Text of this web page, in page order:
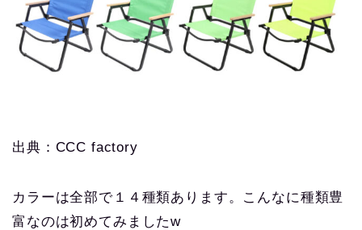
出典：CCC factory
カラーは全部で１４種類あります。こんなに種類豊
富なのは初めてみましたw